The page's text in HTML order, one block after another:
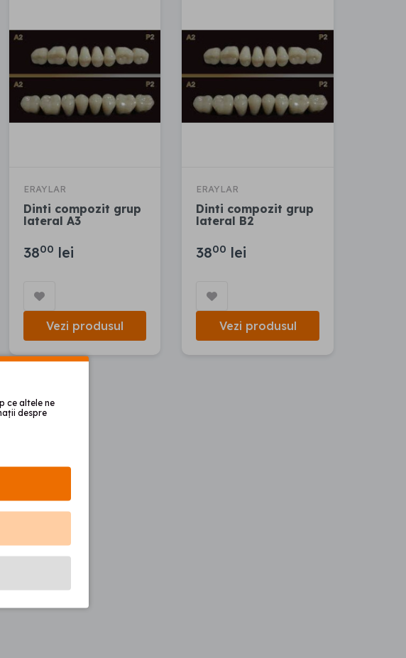
ERAYLAR
Dinti compozit grup
lateral A3
3800 lei
Vezi produsul
ERAYLAR
Dinti compozit grup
lateral B2
3800 lei
Vezi produsul
ce altele ne
despre